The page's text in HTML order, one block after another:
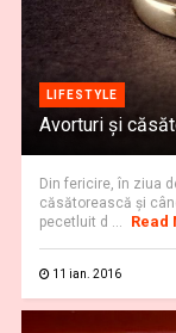
LIFESTYLE
Avorturi şi
Din fericire, în ziua
căsătorească şi
pecetluit d ...
Read
11 ian. 2016